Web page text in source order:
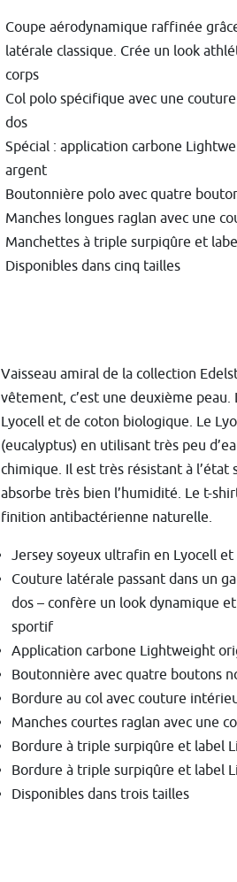
Coupe aérodynamique raffinée
latérale classique. Crée un look
corps
Col polo spécifique avec une
dos
Spécial : application carbone
argent
Boutonnière polo avec quatre
Manches longues raglan avec une
Manchettes à triple surpiqûre et
Disponibles dans cinq tailles
Vaisseau amiral de la collection
vêtement, c’est une deuxième
Lyocell et de coton biologique. Le
(eucalyptus) en utilisant très peu
chimique. Il est très résistant à
absorbe très bien l’humidité. Le t-
finition antibactérienne naturelle.
Jersey soyeux ultrafin en Lyocell
Couture latérale passant dans un
dos – confère un look dynamique
sportif
Application carbone Lightweight
Boutonnière avec quatre boutons
Bordure au col avec couture
Manches courtes raglan avec une
Bordure à triple surpiqûre et label
Bordure à triple surpiqûre et label
Disponibles dans trois tailles